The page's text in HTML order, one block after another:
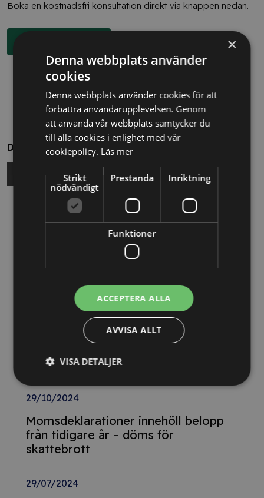
Boka en kostnadsfri konsultation direkt via knappen nedan.
Dela
Relaterade nyheter
Nya Världsbanksregler öppnar för
upphandlingar med våra nya kurser
Tillgänglighetsdirektivet
29/10/2024
Momsdeklarationer innehöll belopp
från tidigare år – döms för
skattebrott
29/07/2024
×
Denna webbplats använder
cookies
Denna webbplats använder cookies för att
förbättra användarupplevelsen. Genom
att använda vår webbplats samtycker du
till alla cookies i enlighet med vår
cookiepolicy. Läs mer
Strikt
nödvändigt
Prestanda Inriktning
Funktioner
ACCEPTERA ALLA
AVVISA ALLT
VISA DETALJER